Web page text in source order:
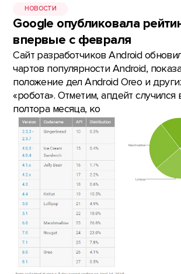
НОВОСТИ
Google опубликовала
впервые с февраля
Сайт разработчиков Android
чартов популярности Android,
положение дел Android Oreo и
«робота». Отметим, апдейт
полтора месяца, ко